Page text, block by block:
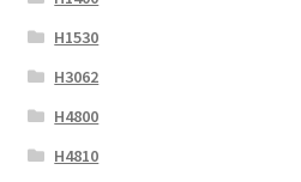
H1530
H3062
H4800
H4810